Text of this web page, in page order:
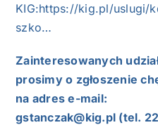
KIG:https://kig.pl/uslugi/
szko…
Zainteresowanych
prosimy o zgłoszenie
na adres e-mail:
gstanczak@kig.pl (tel.